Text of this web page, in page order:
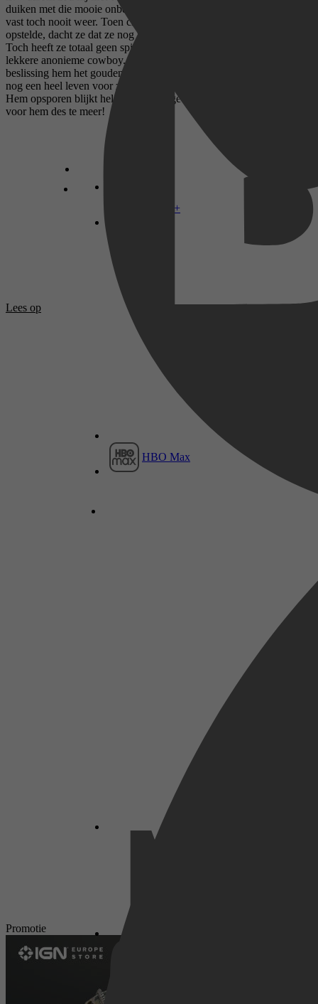
Disney+
HBO Max
duiken met die mooie onbekende vrouw aan de bar? Hij ziet haar
vast toch nooit weer. Toen chef-kok Reese Stephens haar bucketlist
opstelde, dacht ze dat ze nog maar een paar weken te leven had.
Toch heeft ze totaal geen spijt van haar onenightstand met die
lekkere anonieme cowboy. Waar ze wél spijt van heeft, is haar
beslissing hem het gouden horloge van haar opa te geven. Nu ze
nog een heel leven voor zich blijkt te hebben, wil ze dat graag terug.
Hem opsporen blijkt helemaal niet ingewikkeld - haar gevoelens
voor hem des te meer!
Lees op
Promotie